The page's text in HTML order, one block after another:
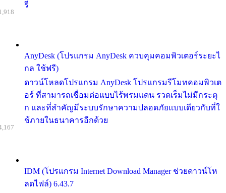
รี
AnyDesk (โปรแกรม AnyDesk ควบคุมคอมพิวเตอร์ระยะไ
กล ใช้ฟรี)
ดาวน์โหลดโปรแกรม AnyDesk โปรแกรมรีโมทคอมพิวเต
อร์ ที่สามารถเชื่อมต่อแบบไร้พรมแดน รวดเร็มไม่มีกระตุ
ก และที่สำคัญมีระบบรักษาความปลอดภัยแบบเดียวกับที่ใ
ช้ภายในธนาคารอีกด้วย
IDM (โปรแกรม Internet Download Manager ช่วยดาวน์โห
ลดไฟล์) 6.43.7